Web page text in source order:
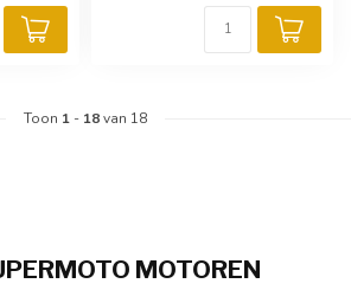
Toon 1 - 18van 18
MOTOREN